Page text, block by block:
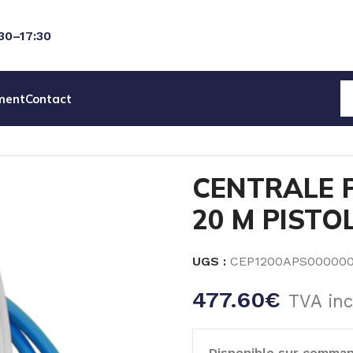
Contact
CENTRALE
20 M
UGS :
477.60€ TVA